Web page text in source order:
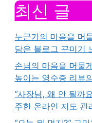
최신 글
누군가의 마음을 머
담은 블로그 꾸미기
손님의 마음을 머물
높이는 영수증 리뷰
“사장님, 왜 안 될까
주한 온라인 지도 관